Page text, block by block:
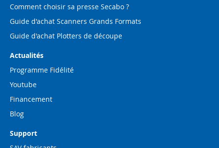
Comment choisir sa presse Secabo ?
Guide d'achat Scanners Grands Formats
Guide d'achat Plotters de découpe
Actualités
Programme Fidélité
Youtube
Financement
Blog
Support